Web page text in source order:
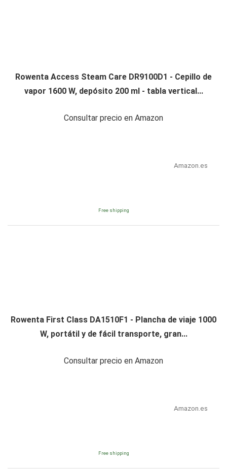
Rowenta Access Steam Care DR9100D1 - Cepillo de
vapor 1600 W, depósito 200 ml - tabla vertical...
Consultar precio en Amazon
Amazon.es
Free shipping
Rowenta First Class DA1510F1 - Plancha de viaje 1000
W, portátil y de fácil transporte, gran...
Consultar precio en Amazon
Amazon.es
Free shipping